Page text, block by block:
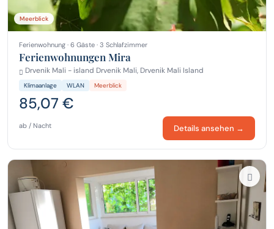
Meerblick
Ferienwohnung · 6 Gäste · 3 Schlafzimmer
Ferienwohnungen Mira
Drvenik Mali - island Drvenik Mali, Drvenik Mali Island
Klimaanlage WLAN Meerblick
85,07 €
ab / Nacht Details ansehen →